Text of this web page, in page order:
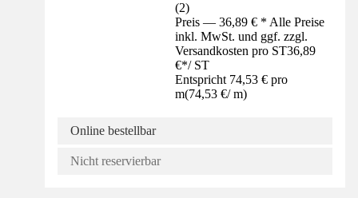
(2)
Preis — 36,89 € * Alle Preise
inkl. MwSt. und ggf. zzgl.
Versandkosten pro ST36,89
€*/ ST
Entspricht 74,53 € pro
m(74,53 €/ m)
Online bestellbar
Nicht reservierbar